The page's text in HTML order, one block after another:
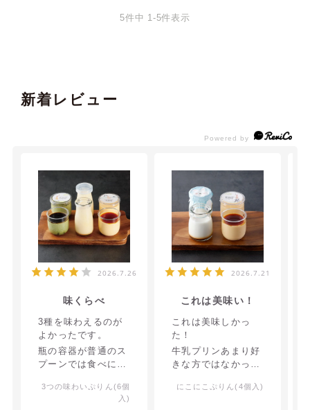
5件中 1 -5件表示
新着レビュー
2026.7.26
味くらべ
3種を味わえるのが
よかったです。
瓶の容器が普通のス
プーンでは食べにく
プーンだと非常に食
べやすくてよかった
3つの味わいぷりん(6個
入)
2026.7.21
これは美味い！
これは美味しかっ
た！
牛乳プリンあまり好
きな方ではなかった
う！
にこにこぷりん(4個入)